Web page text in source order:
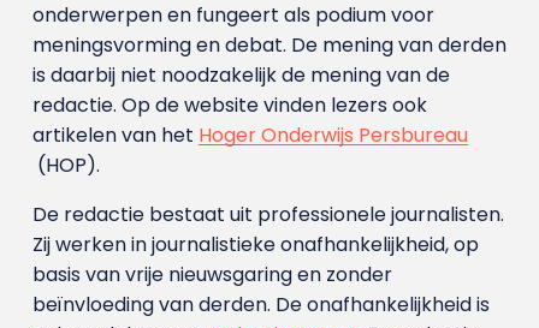
onderwerpen en fungeert als podium voor
meningsvorming en debat. De mening van derden
is daarbij niet noodzakelijk de mening van de
redactie. Op de website vinden lezers ook
artikelen van het Hoger Onderwijs Persbureau
(HOP).
De redactie bestaat uit professionele journalisten.
Zij werken in journalistieke onafhankelijkheid, op
basis van vrije nieuwsgaring en zonder
beïnvloeding van derden. De onafhankelijkheid is